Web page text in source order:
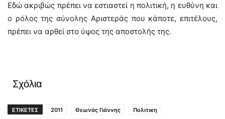
Εδώ ακριβώς πρέπει να εστιαστεί η πολιτική, η ευθύνη και
ο ρόλος της σύνολης Αριστεράς που κάποτε, επιτέλους,
πρέπει να αρθεί στο ύψος της αποστολής της.
Σχόλια
ΕΤΙΚΕΤΕΣ 2011 Θεωνάς Γιάννης
Πολιτικη